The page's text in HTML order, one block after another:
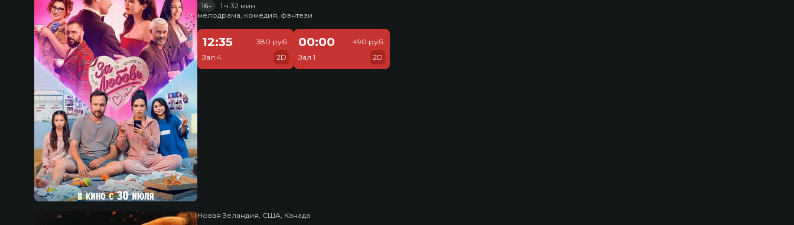
16+
1 ч 32 мин
мелодрама, комедия, фэнтези
12:35
Зал 4
380 руб.
2D
00:00
Зал 1
490 руб.
2D
Новая Зеландия, США, Канада